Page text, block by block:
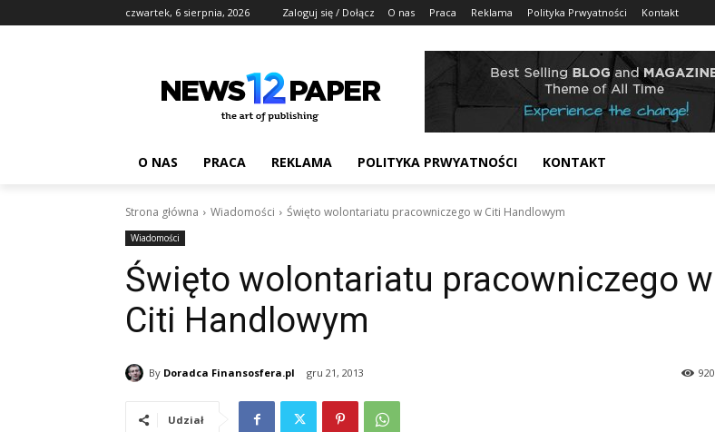
czwartek, 6 sierpnia, 2026 Zaloguj się / Dołącz O nas Praca Reklama Polityka Prwyatności Kontakt
O NAS PRACA REKLAMA POLITYKA PRWYATNOŚCI KONTAKT
Strona główna Wiadomości Święto wolontariatu pracowniczego w Citi Handlowym
Wiadomości
Święto wolontariatu pracowniczego w
Citi Handlowym
By Doradca Finansosfera.pl gru 21, 2013 920
Udział